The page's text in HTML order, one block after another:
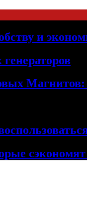
и